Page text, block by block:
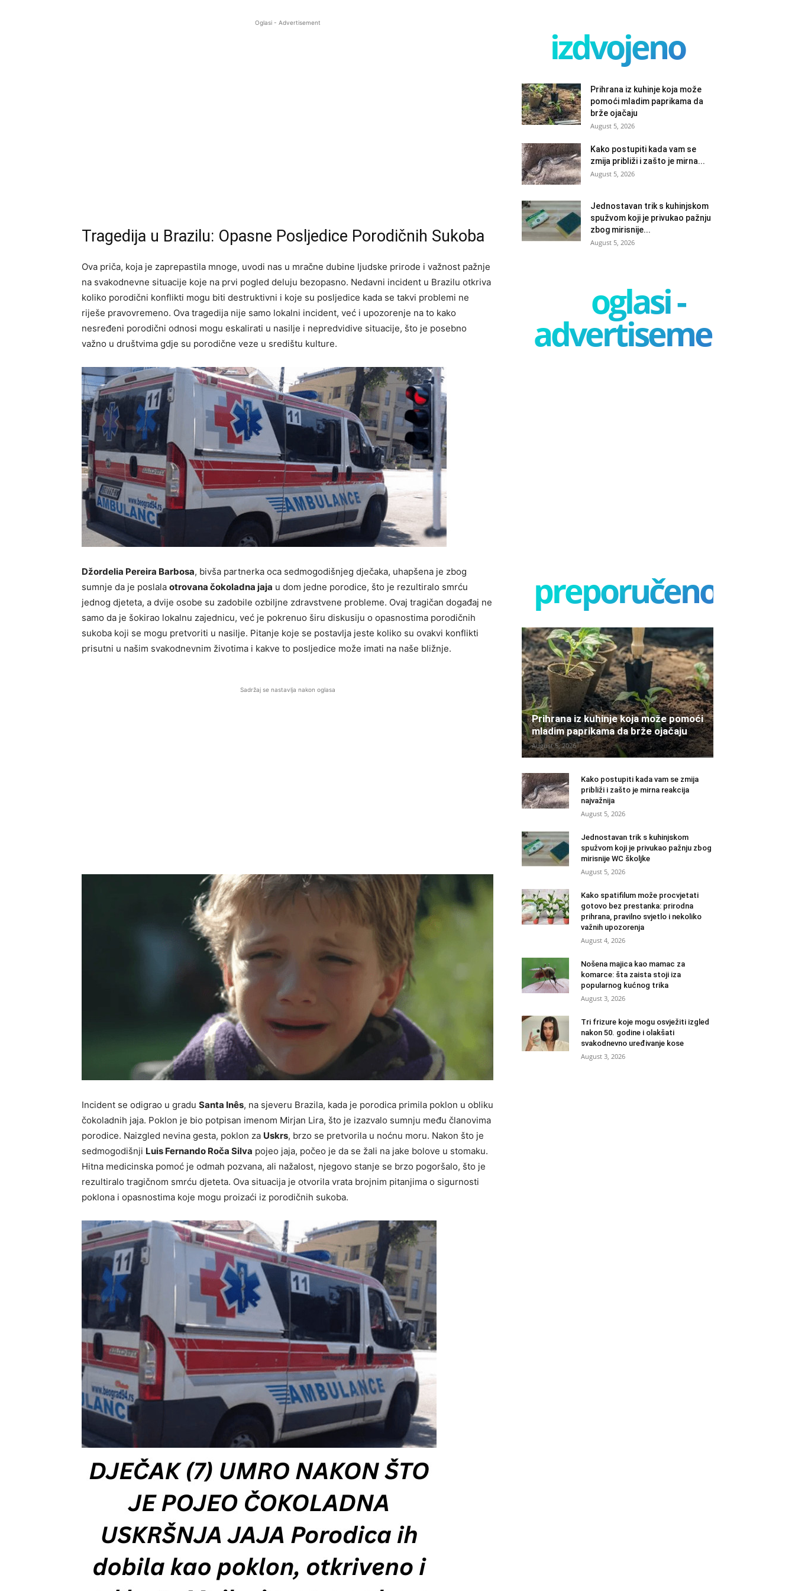
Oglasi - Advertisement
Tragedija u Brazilu: Opasne Posljedice Porodičnih Sukoba
Ova priča, koja je zaprepastila mnoge, uvodi nas u mračne dubine ljudske prirode i važnost pažnje
na svakodnevne situacije koje na prvi pogled deluju bezopasno. Nedavni incident u Brazilu otkriva
koliko porodični konflikti mogu biti destruktivni i koje su posljedice kada se takvi problemi ne
riješe pravovremeno. Ova tragedija nije samo lokalni incident, već i upozorenje na to kako
nesređeni porodični odnosi mogu eskalirati u nasilje i nepredvidive situacije, što je posebno
važno u društvima gdje su porodične veze u središtu kulture.
Džordelia Pereira Barbosa, bivša partnerka oca sedmogodišnjeg dječaka, uhapšena je zbog
sumnje da je poslala otrovana čokoladna jaja u dom jedne porodice, što je rezultiralo smrću
jednog djeteta, a dvije osobe su zadobile ozbiljne zdravstvene probleme. Ovaj tragičan događaj ne
samo da je šokirao lokalnu zajednicu, već je pokrenuo širu diskusiju o opasnostima porodičnih
sukoba koji se mogu pretvoriti u nasilje. Pitanje koje se postavlja jeste koliko su ovakvi konflikti
prisutni u našim svakodnevnim životima i kakve to posljedice može imati na naše bližnje.
Sadržaj se nastavlja nakon oglasa
Incident se odigrao u gradu Santa Inês, na sjeveru Brazila, kada je porodica primila poklon u obliku
čokoladnih jaja. Poklon je bio potpisan imenom Mirjan Lira, što je izazvalo sumnju među članovima
porodice. Naizgled nevina gesta, poklon za Uskrs, brzo se pretvorila u noćnu moru. Nakon što je
sedmogodišnji Luis Fernando Roča Silva pojeo jaja, počeo je da se žali na jake bolove u stomaku.
Hitna medicinska pomoć je odmah pozvana, ali nažalost, njegovo stanje se brzo pogoršalo, što je
rezultiralo tragičnom smrću djeteta. Ova situacija je otvorila vrata brojnim pitanjima o sigurnosti
poklona i opasnostima koje mogu proizaći iz porodičnih sukoba.
izdvojeno
Prihrana iz kuhinje koja može
pomoći mladim paprikama da
brže ojačaju
August 5, 2026
Kako postupiti kada vam se
zmija približi i zašto je mirna...
August 5, 2026
Jednostavan trik s kuhinjskom
spužvom koji je privukao pažnju
zbog mirisnije...
August 5, 2026
oglasi -
advertisement
preporučeno
Prihrana iz kuhinje koja može pomoći
mladim paprikama da brže ojačaju
August 5, 2026
Kako postupiti kada vam se zmija
približi i zašto je mirna reakcija
najvažnija
August 5, 2026
Jednostavan trik s kuhinjskom
spužvom koji je privukao pažnju zbog
mirisnije WC školjke
August 5, 2026
Kako spatifilum može procvjetati
gotovo bez prestanka: prirodna
prihrana, pravilno svjetlo i nekoliko
važnih upozorenja
August 4, 2026
Nošena majica kao mamac za
komarce: šta zaista stoji iza
popularnog kućnog trika
August 3, 2026
Tri frizure koje mogu osvježiti izgled
nakon 50. godine i olakšati
svakodnevno uređivanje kose
August 3, 2026